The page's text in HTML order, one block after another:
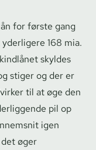
for første gang
168 mia.
skyldes
stiger og der er
til at øge den
pil op
igen
øger